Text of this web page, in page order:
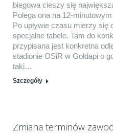
biegowa cieszy się
Polega ona na 12-
Po upływie czasu mierzy się
specjalne tabele. Tam do
przypisana jest konkretna
stadionie OSiR w Gołdapi o
taki…
Szczegóły
Zmiana terminów